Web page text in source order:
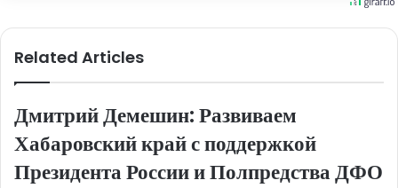
Related Articles
Дмитрий Демешин: Развиваем
Хабаровский край с поддержкой
Президента России и Полпредства ДФО